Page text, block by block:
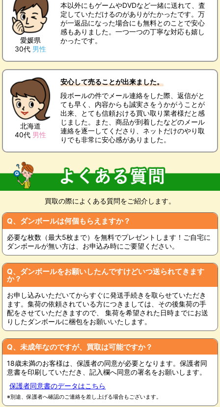
愛媛県
30代 男性
本以外にもゲームやDVDなど一緒に送れて、査
定していただけるのがありがたかったです。万
が一返品になった場合にも無料とのことで安心
感もありました。一つ一つの丁寧な対応も嬉し
かったです。
北海道
40代 男性
安心して売ることが出来ました。
段ボールの件でメール連絡をした際、返信がと
ても早く、内容からも誠実さをうかがうことが
出来、とても信頼おける買い取り業者様だと感
じました。また、商品が到着したなどのメール
連絡を逐一してくださり、ネットだけのやり取
りでも非常に安心感がありました。
買取の際によくある質問をご紹介します。
Q、ダンボールは何個もらえますか？
必要な枚数（最大5枚まで）を無料でプレゼントします！ご自宅に
ダンボールが無い方は、お申込み時にご要望ください。
Q、ダンボールをお願いしたんですけどいつ送られてきます
か？
お申し込みいただいてからすぐに発送手続きを取らせていただき
ます。集荷の依頼されている方につきましては、その後集荷の手
配をさせていただきますので、 集荷を希望された日時までにお送
りしたダンボールに梱包をお願いいたします。
Q、未成年なのですが、買取は可能ですか？
18歳未満のお客様は、保護者の同意が必要となります。保護者同
意書を印刷していただき、記入欄へ同意の署名をお願いします。
保護者同意書のデータはこちら
※別途、保護者へ確認のご連絡を差し上げる場合もございます。